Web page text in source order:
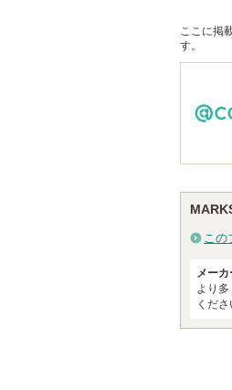
ここに掲
す。
この
メー
より
くださ